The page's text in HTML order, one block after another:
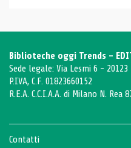
Biblioteche oggi Trends -
Sede legale: Via Lesmi 6 -
P.IVA, C.F. 01823660152
R.E.A. C.C.I.A.A. di Milano N. Rea
Contatti